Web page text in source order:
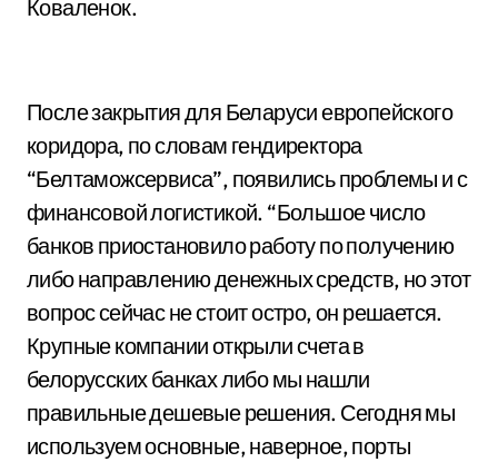
Коваленок.
После закрытия для Беларуси европейского
коридора, по словам гендиректора
“Белтаможсервиса”, появились проблемы и с
финансовой логистикой. “Большое число
банков приостановило работу по получению
либо направлению денежных средств, но этот
вопрос сейчас не стоит остро, он решается.
Крупные компании открыли счета в
белорусских банках либо мы нашли
правильные дешевые решения. Сегодня мы
используем основные, наверное, порты